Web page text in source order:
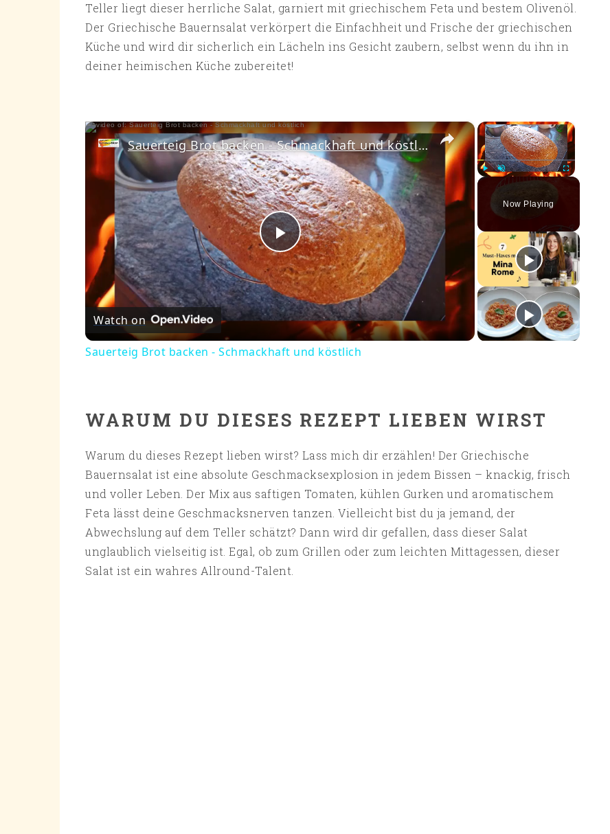
Teller liegt dieser herrliche Salat, garniert mit griechischem Feta und bestem Olivenöl.
Der Griechische Bauernsalat verkörpert die Einfachheit und Frische der griechischen
Küche und wird dir sicherlich ein Lächeln ins Gesicht zaubern, selbst wenn du ihn in
deiner heimischen Küche zubereitet!
×
Play Unmute Fullscreen
Now Playing
×
Play
Video
Sauerteig Brot backen - Schmackhaft und köstlich
Watch on
Sauerteig Brot backen - Schmackhaft und köstlich
WARUM DU DIESES REZEPT LIEBEN WIRST
Warum du dieses Rezept lieben wirst? Lass mich dir erzählen! Der Griechische
Bauernsalat ist eine absolute Geschmacksexplosion in jedem Bissen – knackig, frisch
und voller Leben. Der Mix aus saftigen Tomaten, kühlen Gurken und aromatischem
Feta lässt deine Geschmacksnerven tanzen. Vielleicht bist du ja jemand, der
Abwechslung auf dem Teller schätzt? Dann wird dir gefallen, dass dieser Salat
unglaublich vielseitig ist. Egal, ob zum Grillen oder zum leichten Mittagessen, dieser
Salat ist ein wahres Allround-Talent.